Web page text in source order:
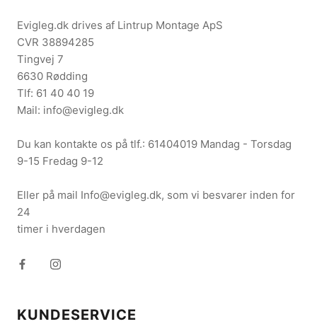
Evigleg.dk drives af Lintrup Montage ApS
CVR 38894285
Tingvej 7
6630 Rødding
Tlf: 61 40 40 19
Mail: info@evigleg.dk
Du kan kontakte os på tlf.: 61404019 Mandag - Torsdag
9-15 Fredag 9-12
Eller på mail Info@evigleg.dk, som vi besvarer inden for
24
timer i hverdagen
KUNDESERVICE